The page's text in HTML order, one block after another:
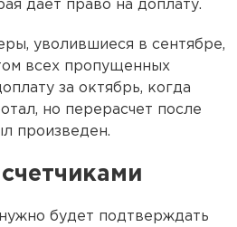
дает право на доплату.
уволившиеся в сентябре,
всех пропущенных
за октябрь, когда
но перерасчет после
произведен.
будет подтверждать